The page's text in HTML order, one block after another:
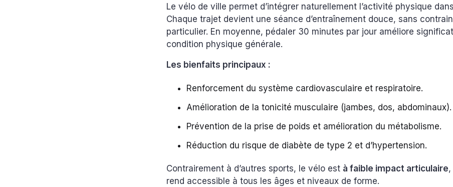
Le vélo de ville permet d’intégrer naturellement l’activité physique
Chaque trajet devient une séance d’entraînement douce, sans
particulier. En moyenne, pédaler 30 minutes par jour améliore
condition physique générale.
Les bienfaits principaux :
Renforcement du système cardiovasculaire et respiratoire.
Amélioration de la tonicité musculaire (jambes, dos, abdominaux).
Prévention de la prise de poids et amélioration du métabolisme.
Réduction du risque de diabète de type 2 et d’hypertension.
Contrairement à d’autres sports, le vélo est à faible impact articulaire
rend accessible à tous les âges et niveaux de forme.